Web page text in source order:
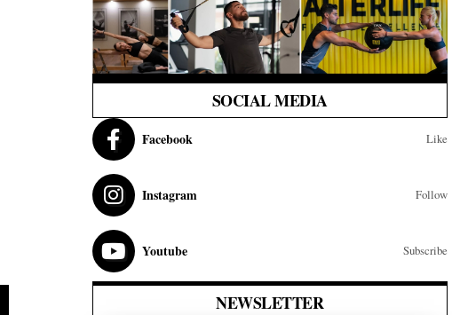
SOCIAL MEDIA
Facebook Like
Instagram Follow
Youtube Subscribe
NEWSLETTER